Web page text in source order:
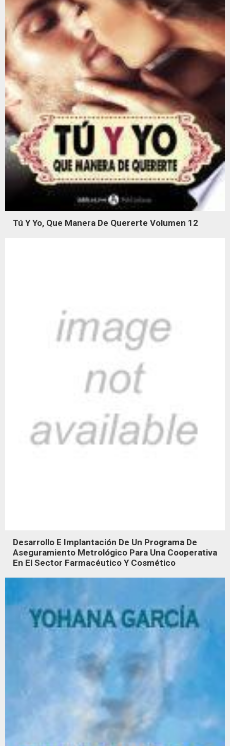
Tú Y Yo, Que Manera De Quererte Volumen 12
Desarrollo E Implantación De Un Programa De
Aseguramiento Metrológico Para Una Cooperativa
En El Sector Farmacéutico Y Cosmético